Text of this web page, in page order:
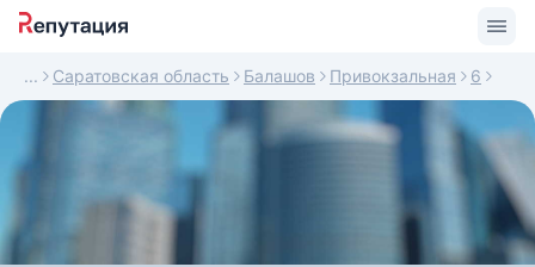
Саратовская область Балашов Привокзальная 6